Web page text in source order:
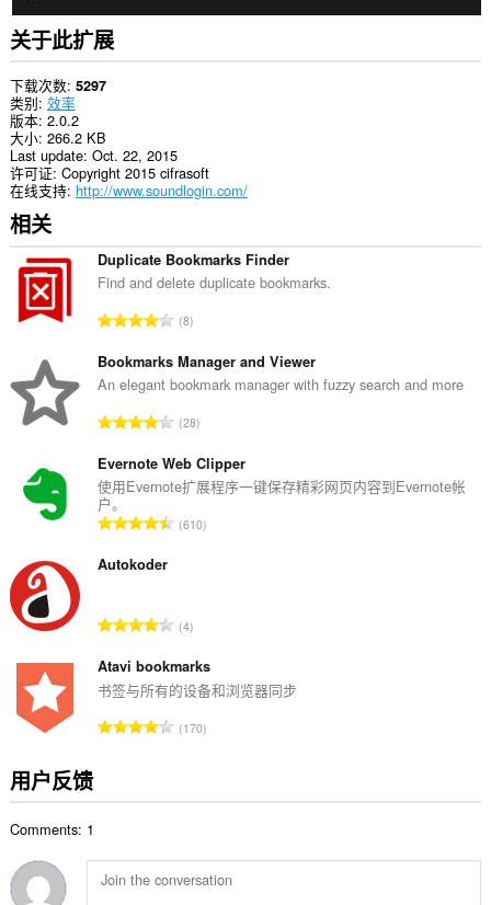
和
浏
览
活
动。
关于此扩展
下载次数 5297
类别 效率
版本 2.0.2
大小 266.2 KB
Last update Oct. 22, 2015
许可证 Copyright 2015 cifrasoft
在线支持 http://www.soundlogin.com/
相关
Duplicate Bookmarks Finder
Find and delete duplicate bookmarks.
总
分
次
：
8
Bookmarks Manager and Viewer
An elegant bookmark manager with fuzzy search and more
总
分
次
：
28
Evernote Web Clipper
使用Evernote扩展程序一键保存精彩网页内容到Evernote帐
户。
总
：
610
Autokoder
总
分
次
：
4
Atavi bookmarks
书签与所有的设备和浏览器同步
总170
用户反馈
Comments: 1